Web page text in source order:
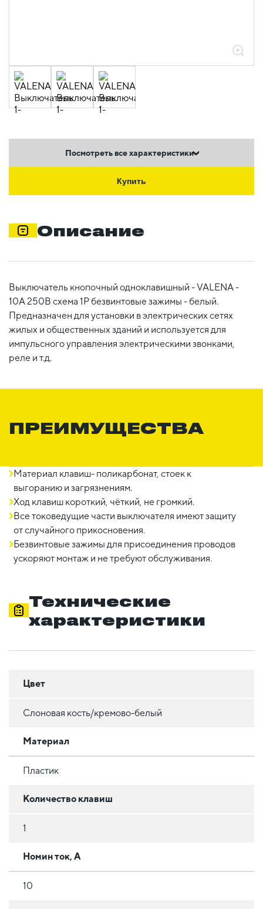
Посмотреть все характеристики
Купить
Описание
Выключатель кнопочный одноклавишный - VALENA -
10А 250В схема 1P безвинтовые зажимы - белый.
Предназначен для установки в электрических сетях
жилых и общественных зданий и используется для
импульсного управления электрическими звонками,
реле и т.д.
ПРЕИМУЩЕСТВА
Материал клавиш- поликарбонат, стоек к
выгоранию и загрязнениям.
Ход клавиш короткий, чёткий, не громкий.
Все токоведущие части выключателя имеют защиту
от случайного прикосновения.
Безвинтовые зажимы для присоединения проводов
ускоряют монтаж и не требуют обслуживания.
Технические
характеристики
Цвет
Слоновая кость/кремово-белый
Материал
Пластик
Количество клавиш
1
Номин ток, А
10